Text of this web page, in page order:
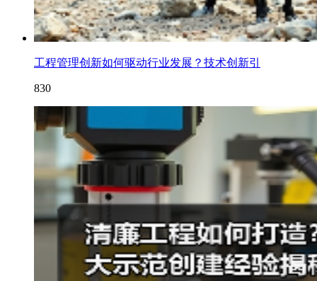
工程管理创新如何驱动行业发展？技术创新引
830